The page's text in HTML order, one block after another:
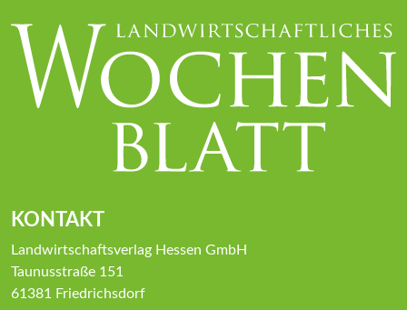
KONTAKT
Landwirtschaftsverlag Hessen GmbH
Taunusstraße 151
61381 Friedrichsdorf